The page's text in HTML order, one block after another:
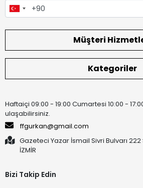
Müşteri
Kategoriler
Haftaiçi 09:00 - 19:00 Cumartesi 10:00 -
ulaşabilirsiniz.
ffgurkan@gmail.com
Gazeteci Yazar İsmail Sivri Bulvarı
İZMİR
Bizi Takip Edin